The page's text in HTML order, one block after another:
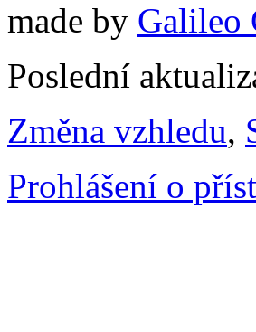
made by Galileo
Poslední
Změna vzhledu,
Prohlášení o